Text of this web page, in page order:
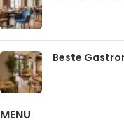
Beste
MENU